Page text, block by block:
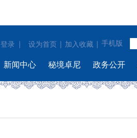
登录 | 设为首页 | 加入收藏 | 手机版
新闻中心 秘境卓尼 政务公开